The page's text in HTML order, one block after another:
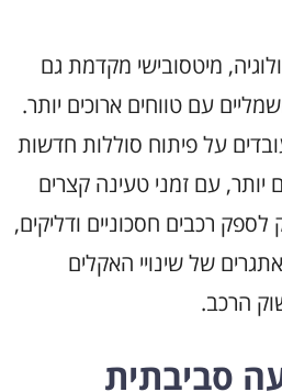
מיטסובישי מקדמת גם
עם טווחים ארוכים יותר.
על פיתוח סוללות חדשות
יותר, עם זמני טעינה קצרים
רכבים חסכוניים ודליקים,
של שינויי האקלים
הרכב.
סביבתית